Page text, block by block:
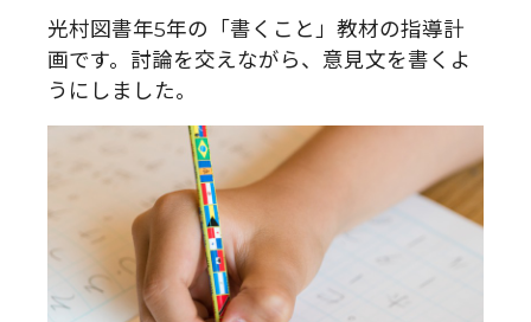
光村図書年5年の「書くこと」教材の指導計
画です。討論を交えながら、意見文を書くよ
うにしました。